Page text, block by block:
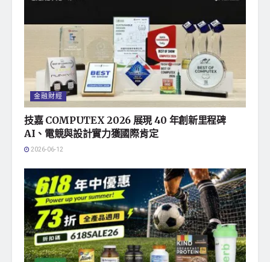
金融財經
技嘉 COMPUTEX 2026 展現 40 年創新里程碑
AI、電競與設計實力獲國際肯定
2026-06-12